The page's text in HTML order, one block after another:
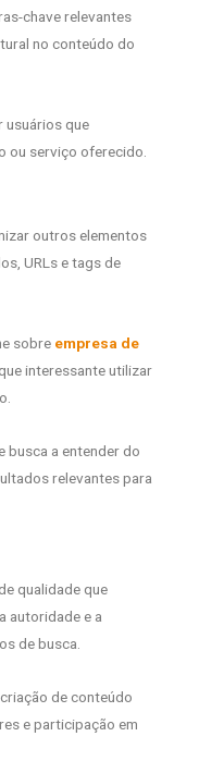
chave relevantes
no conteúdo do
usuários que
ou serviço oferecido.
outros elementos
URLs e tags de
sobre empresa de
que interessante utilizar
busca a entender do
relevantes para
qualidade que
autoridade e a
de busca.
de conteúdo
e participação em